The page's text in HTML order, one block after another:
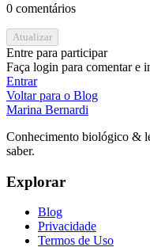
0 comentários
Atualizar
Entre para participar
Faça login para comentar e
Entrar
Voltar para o Blog
Marina Bernardi
Conhecimento biológico &
saber.
Explorar
Blog
Privacidade
Termos de Uso